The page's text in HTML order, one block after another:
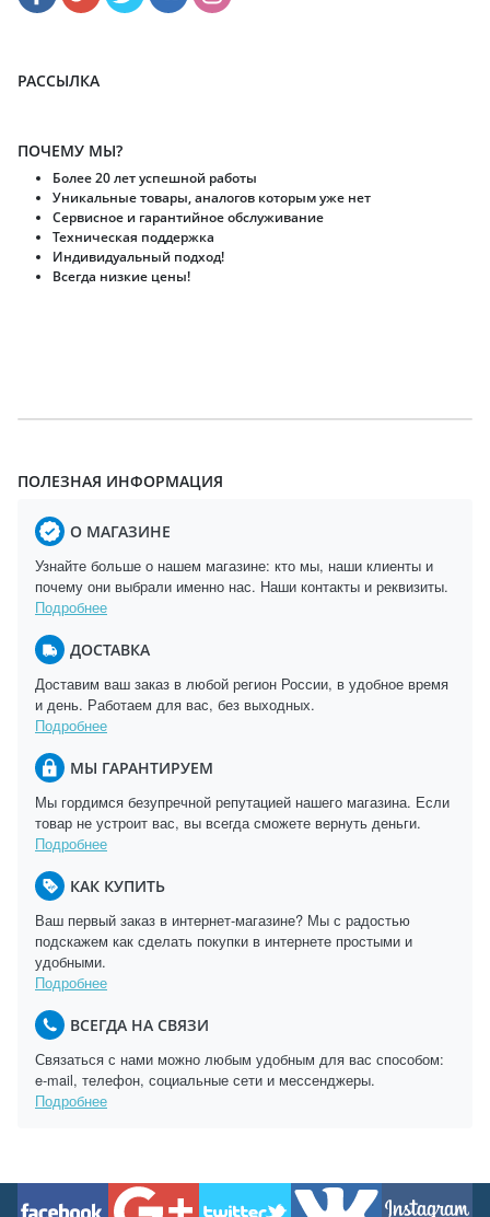
РАССЫЛКА
ПОЧЕМУ МЫ?
Более 20 лет успешной работы
Уникальные товары, аналогов которым уже нет
Сервисное и гарантийное обслуживание
Техническая поддержка
Индивидуальный подход!
Всегда низкие цены!
ПОЛЕЗНАЯ ИНФОРМАЦИЯ
О МАГАЗИНЕ
Узнайте больше о нашем магазине: кто мы, наши клиенты и
почему они выбрали именно нас. Наши контакты и реквизиты.
Подробнее
ДОСТАВКА
Доставим ваш заказ в любой регион России, в удобное время
и день. Работаем для вас, без выходных.
Подробнее
МЫ ГАРАНТИРУЕМ
Мы гордимся безупречной репутацией нашего магазина. Если
товар не устроит вас, вы всегда сможете вернуть деньги.
Подробнее
КАК КУПИТЬ
Ваш первый заказ в интернет-магазине? Мы с радостью
подскажем как сделать покупки в интернете простыми и
удобными.
Подробнее
ВСЕГДА НА СВЯЗИ
Связаться с нами можно любым удобным для вас способом:
e-mail, телефон, социальные сети и мессенджеры.
Подробнее